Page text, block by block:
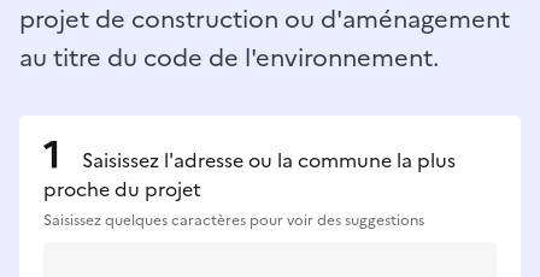
projet de construction ou d'aménagement
au titre du code de l'environnement.
Saisissez l'adresse ou la commune la plus
proche du projet
Saisissez quelques caractères pour voir des suggestions